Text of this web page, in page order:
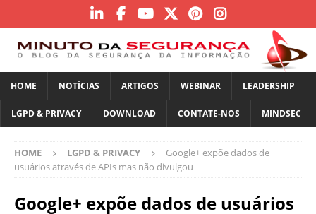
HOME NOTÍCIAS ARTIGOS WEBINAR LEADERSHIP
LGPD & PRIVACY DOWNLOAD CONTATE-NOS MINDSEC
HOME LGPD & PRIVACY
Google+ expõe dados de
usuários através de APIs mas não divulgou
Google+ expõe dados de usuários